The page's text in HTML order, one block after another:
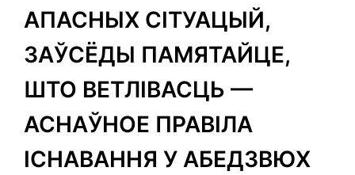
АПАСНЫХ СІТУАЦЫЙ,
ЗАЎСЁДЫ ПАМЯТАЙЦЕ,
ШТО ВЕТЛІВАСЦЬ —
АСНАЎНОЕ ПРАВІЛА
ІСНАВАННЯ У АБЕДЗВЮХ